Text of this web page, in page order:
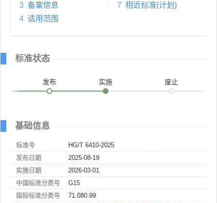
3 备案信息
4 适用范围
7 相近标准(计划)
标准状态
发布 实施 废止
基础信息
标准号
HG/T 6410-2025
发布日期
2025-08-19
实施日期
2026-03-01
中国标准分类号
G15
国际标准分类号
71.080.99